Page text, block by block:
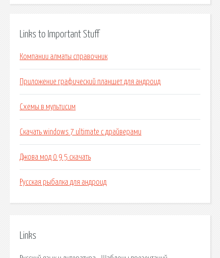
Links to Important Stuff
Компании алматы справочник
Приложение графический планшет для андроид
Схемы в мультисим
Скачать windows 7 ultimate с драйверами
Джова мод 0 9 5 скачать
Русская рыбалка для андроид
Links